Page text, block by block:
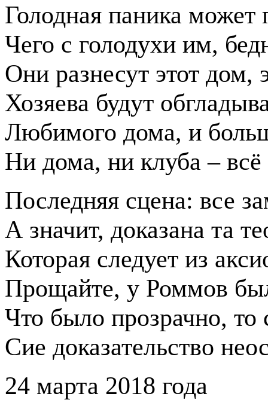
Голодная паника может
Чего с голодухи им,
Они разнесут этот дом,
Хозяева будут
Любимого дома, и
Ни дома, ни клуба –
Последняя сцена: все
А значит, доказана та
Которая следует из
Прощайте, у Роммов
Что было прозрачно, то
Сие доказательство
24 марта 2018 года